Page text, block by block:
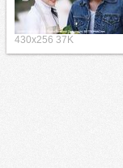
430x256 37K